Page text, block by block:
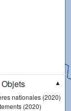
LG)
Objets
▼
nationales (2020)
(2020)